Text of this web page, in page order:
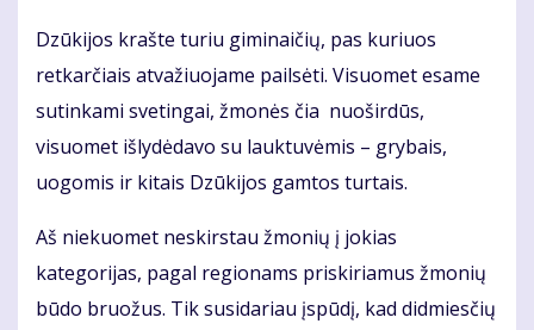
Dzūkijos krašte turiu giminaičių, pas kuriuos
retkarčiais atvažiuojame pailsėti. Visuomet esame
sutinkami svetingai, žmonės čia nuoširdūs,
visuomet išlydėdavo su lauktuvėmis – grybais,
uogomis ir kitais Dzūkijos gamtos turtais.
Aš niekuomet neskirstau žmonių į jokias
kategorijas, pagal regionams priskiriamus žmonių
būdo bruožus. Tik susidariau įspūdį, kad didmiesčių